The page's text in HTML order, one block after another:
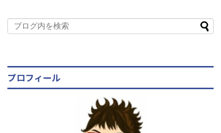
プロフィール